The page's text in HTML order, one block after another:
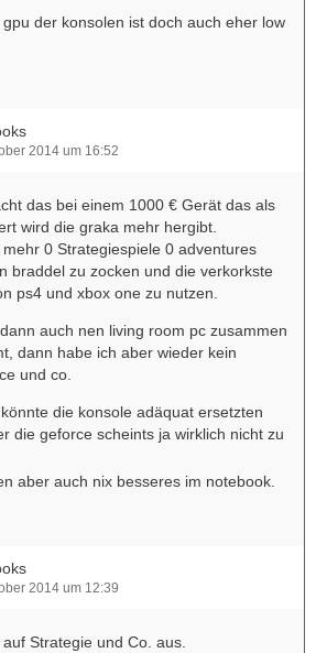
der konsolen ist doch auch eher low
2014 um 16:52
das bei einem 1000 € Gerät das als
wird die graka mehr hergibt.
0 Strategiespiele 0 adventures
braddel zu zocken und die verkorkste
ps4 und xbox one zu nutzen.
auch nen living room pc zusammen
dann habe ich aber wieder kein
und co.
die konsole adäquat ersetzten
die geforce scheints ja wirklich nicht zu
aber auch nix besseres im notebook.
2014 um 12:39
Strategie und Co. aus.